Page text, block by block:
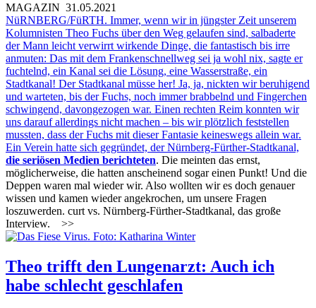
MAGAZIN 31.05.2021
NüRNBERG/FüRTH. Immer, wenn wir in jüngster Zeit unserem
Kolumnisten Theo Fuchs über den Weg gelaufen sind, salbaderte
der Mann leicht verwirrt wirkende Dinge, die fantastisch bis irre
anmuten: Das mit dem Frankenschnellweg sei ja wohl nix, sagte er
fuchtelnd, ein Kanal sei die Lösung, eine Wasserstraße, ein
Stadtkanal! Der Stadtkanal müsse her! Ja, ja, nickten wir beruhigend
und warteten, bis der Fuchs, noch immer brabbelnd und Fingerchen
schwingend, davongezogen war. Einen rechten Reim konnten wir
uns darauf allerdings nicht machen – bis wir plötzlich feststellen
mussten, dass der Fuchs mit dieser Fantasie keineswegs allein war.
Ein Verein hatte sich gegründet, der Nürnberg-Fürther-Stadtkanal,
die seriösen Medien berichteten. Die meinten das ernst,
möglicherweise, die hatten anscheinend sogar einen Punkt! Und die
Deppen waren mal wieder wir. Also wollten wir es doch genauer
wissen und kamen wieder angekrochen, um unsere Fragen
loszuwerden. curt vs. Nürnberg-Fürther-Stadtkanal, das große
Interview.
>>
Theo trifft den Lungenarzt: Auch ich
habe schlecht geschlafen